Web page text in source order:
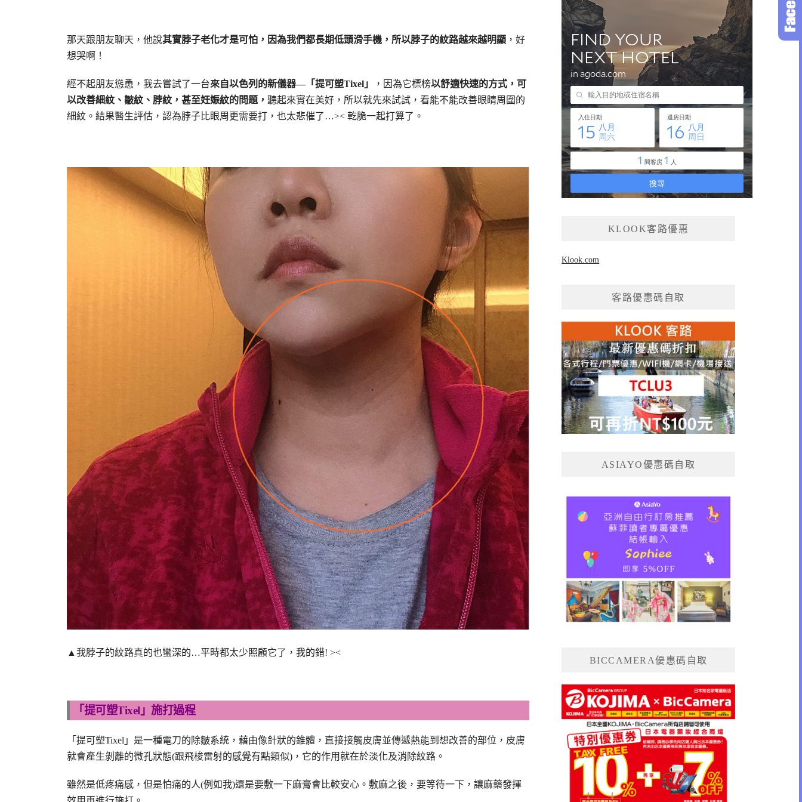
那天跟朋友聊天，他說其實脖子老化才是可怕，因為我們都長期低頭滑手機，所以脖子的紋路越來越明顯 ，好
想哭啊！
經不起朋友慫恿，我去嘗試了一台來自以色列的新儀器—「提可塑Tixel」 ，因為它標榜以舒適快速的方式，可
以改善細紋、皺紋、脖紋，甚至妊娠紋的問題， 聽起來實在美好，所以就先來試試，看能不能改善眼睛周圍的
細紋。結果醫生評估，認為脖子比眼周更需要打，也太悲催了…>< 乾脆一起打算了。
▲我脖子的紋路真的也蠻深的…平時都太少照顧它了，我的錯! ><
「提可塑Tixel」施打過程
「提可塑Tixel」是一種電刀的除皺系統，藉由像針狀的錐體，直接接觸皮膚並傳遞熱能到想改善的部位，皮膚
就會產生剝離的微孔狀態(跟飛梭雷射的感覺有點類似)，它的作用就在於淡化及消除紋路。
雖然是低疼痛感，但是怕痛的人(例如我)還是要敷一下麻膏會比較安心。敷麻之後，要等待一下，讓麻藥發揮
KLOOK客路優惠
Klook.com
客路優惠碼自取
ASIAYO優惠碼自取
BICCAMERA優惠碼自取